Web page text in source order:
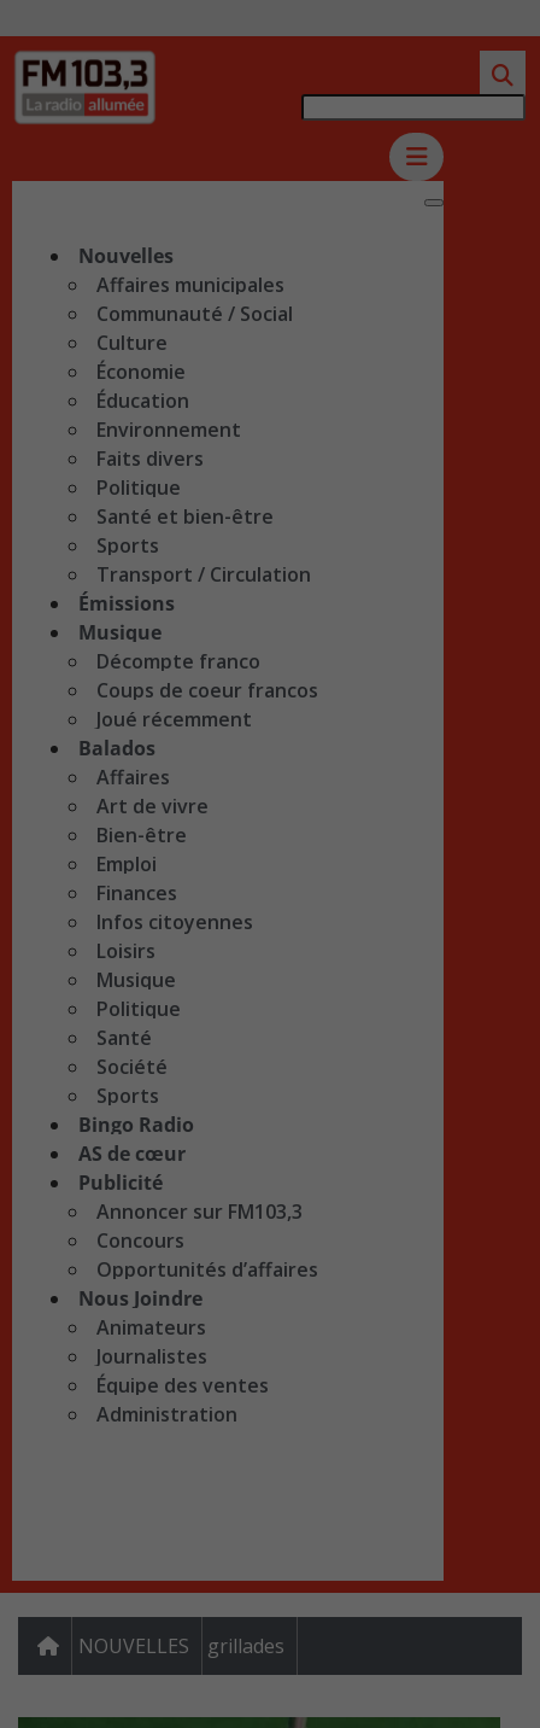
Nouvelles
Affaires municipales
Communauté / Social
Culture
Économie
Éducation
Environnement
Faits divers
Politique
Santé et bien-être
Sports
Transport / Circulation
Émissions
Musique
Décompte franco
Coups de coeur francos
Joué récemment
Balados
Affaires
Art de vivre
Bien-être
Emploi
Finances
Infos citoyennes
Loisirs
Musique
Politique
Santé
Société
Sports
Bingo Radio
AS de cœur
Publicité
Annoncer sur FM103,3
Concours
Opportunités d’affaires
Nous Joindre
Animateurs
Journalistes
Équipe des ventes
Administration
NOUVELLES grillades